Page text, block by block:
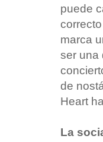
puede
marca
ser una
de
Heart
La